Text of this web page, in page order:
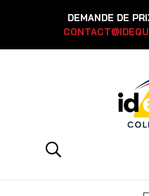
DEMANDE DE